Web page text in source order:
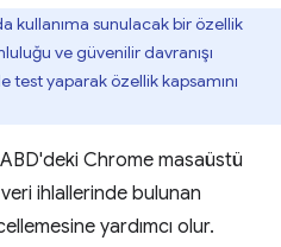
kullanıma sunulacak bir özellik
ve güvenilir davranışı
yaparak özellik kapsamını
Chrome masaüstü
veri ihlallerinde bulunan
yardımcı olur.